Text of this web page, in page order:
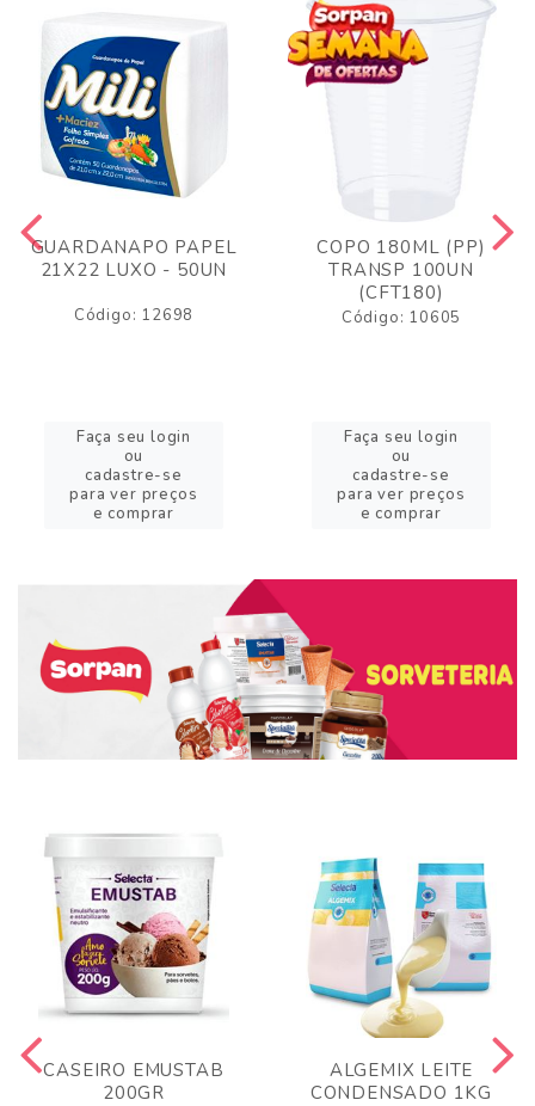
GUARDANAPO PAPEL
21X22 LUXO - 50UN
Código: 12698
Faça seu login
ou
cadastre-se
para ver preços
e comprar
COPO 180ML (PP)
TRANSP 100UN
(CFT180)
Código: 10605
Faça seu login
ou
cadastre-se
para ver preços
e comprar
CASEIRO EMUSTAB
200GR
ALGEMIX LEITE
CONDENSADO 1KG